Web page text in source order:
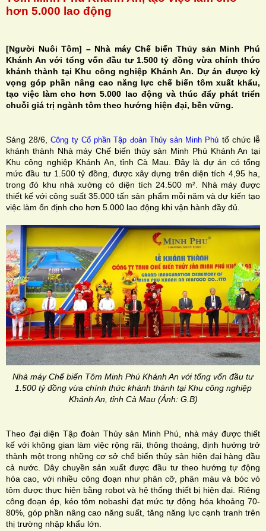
hơn 5.000 lao động
[Người Nuôi Tôm] – Nhà máy Chế biến Thủy sản Minh Phú
Khánh An với tổng vốn đầu tư 1.500 tỷ đồng vừa chính thức
khánh thành tại Khu công nghiệp Khánh An. Dự án được kỳ
vọng góp phần nâng cao năng lực chế biến tôm xuất khẩu,
tạo việc làm cho hơn 5.000 lao động và thúc đẩy phát triển
chuỗi giá trị ngành tôm theo hướng hiện đại, bền vững.
Sáng 28/6,Công ty Cổ phần Tập đoàn Thủy sản Minh Phú tổ chức lễ
khánh thành Nhà máy Chế biến thủy sản Minh Phú Khánh An tại
Khu công nghiệp Khánh An, tỉnh Cà Mau. Đây là dự án có tổng
mức đầu tư 1.500 tỷ đồng, được xây dựng trên diện tích 4,95 ha,
trong đó khu nhà xưởng có diện tích 24.500 m². Nhà máy được
thiết kế với công suất 35.000 tấn sản phẩm mỗi năm và dự kiến tạo
việc làm ổn định cho hơn 5.000 lao động khi vận hành đầy đủ.
Nhà máy Chế biến Tôm Minh Phú Khánh An với tổng vốn đầu tư
1.500 tỷ đồng vừa chính thức khánh thành tại Khu công nghiệp
Khánh An, tỉnh Cà Mau (Ảnh: G.B)
Theo đại diện Tập đoàn Thủy sản Minh Phú, nhà máy được thiết
kế với không gian làm việc rộng rãi, thông thoáng, định hướng trở
thành một trong những cơ sở chế biến thủy sản hiện đại hàng đầu
cả nước. Dây chuyền sản xuất được đầu tư theo hướng tự động
hóa cao, với nhiều công đoạn như phân cỡ, phân màu và bóc vỏ
tôm được thực hiện bằng robot và hệ thống thiết bị hiện đại. Riêng
công đoạn ép, kéo tôm nobashi đạt mức tự động hóa khoảng 70-
80%, góp phần nâng cao năng suất, tăng năng lực cạnh tranh trên
thị trường nhập khẩu lớn.